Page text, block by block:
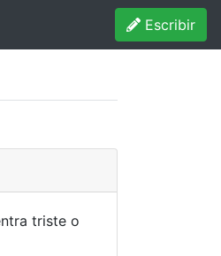
Escribir
triste o